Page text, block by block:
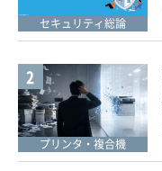
セキュリティ総論
2
プリンタ・複合機